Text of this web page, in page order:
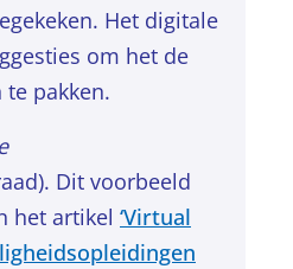
Het digitale
om het de
pakken.
Dit voorbeeld
het artikel ‘Virtual